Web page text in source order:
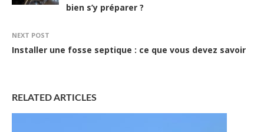
bien s’y préparer ?
NEXT POST
Installer une fosse septique : ce que vous devez savoir
RELATED ARTICLES